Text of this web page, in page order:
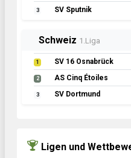
3 SV Sputnik
Schweiz 1.Liga
1 SV 16 Osnabrück
2 AS Cinq Étoiles
3 SV Dortmund
Ligen und